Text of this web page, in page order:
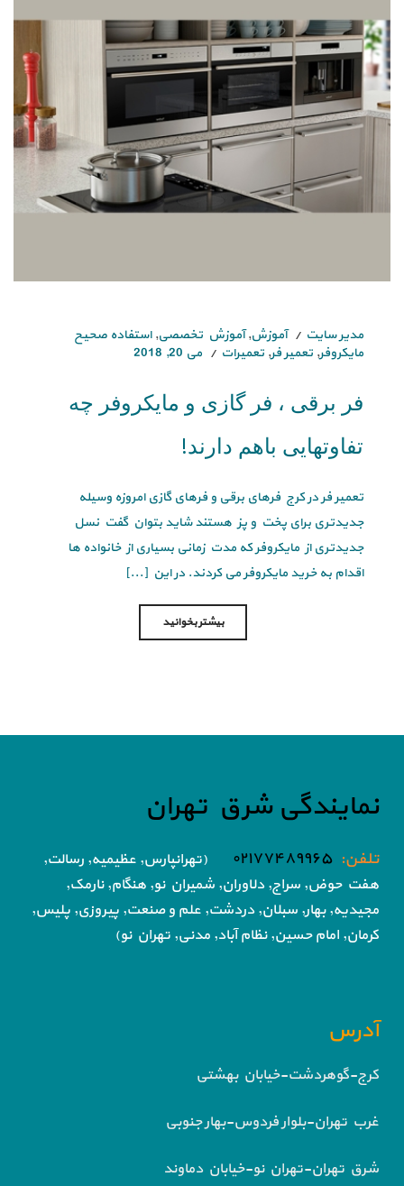
مدیر سایت آموزش,آموزش تخصصی,استفاده صحیح
مایکروفر, تعمیر فر, تعمیرات می 20, 2018
فر برقی ، فر گازی و مایکروفر چه
تفاوتهایی باهم دارند!
تعمیر فر در کرج فرهای برقی و فرهای گازی امروزه وسیله
جدیدتری برای پخت و پز هستند شاید بتوان گفت نسل
جدیدتری از مایکروفر که مدت زمانی بسیاری از خانواده ها
اقدام به خرید مایکروفر می کردند. در این [...]
بیشتر بخوانید
نمایندگی شرق تهران
تلفن: ۰۲۱۷۷۴۸۹۹۶۵
(تهرانپارس, عظیمیه, رسالت,
هفت حوض, سراج, دلاوران, شمیران نو, هنگام, نارمک,
مجیدیه, بهار, سبلان, دردشت, علم و صنعت, پیروزی, پلیس,
کرمان, امام حسین, نظام آباد, مدنی, تهران نو)
آدرس
کرج-گوهردشت-خیابان بهشتی
غرب تهران-بلوار فردوس-بهار جنوبی
شرق تهران-تهران نو-خیابان دماوند